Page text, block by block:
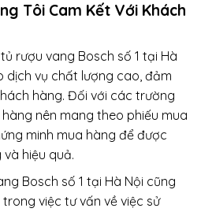
Tôi Cam Kết Với Khách
rượu vang Bosch số 1 tại Hà
dịch vụ chất lượng cao, đảm
hàng. Đối với các trường
nên mang theo phiếu mua
minh mua hàng để được
hiệu quả.
Bosch số 1 tại Hà Nội cũng
việc tư vấn về việc sử